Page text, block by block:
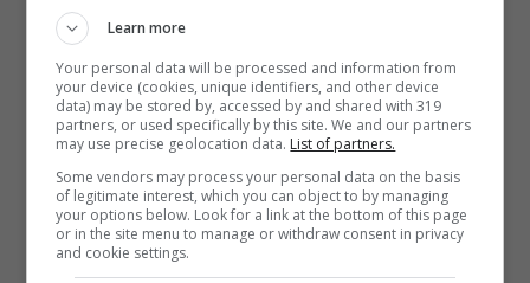
Learn more
Your personal data will be processed and information from
your device (cookies, unique identifiers, and other device
data) may be stored by, accessed by and shared with 319
partners, or used specifically by this site. We and our partners
may use precise geolocation data. List of partners.
Some vendors may process your personal data on the basis
of legitimate interest, which you can object to by managing
your options below. Look for a link at the bottom of this page
or in the site menu to manage or withdraw consent in privacy
and cookie settings.